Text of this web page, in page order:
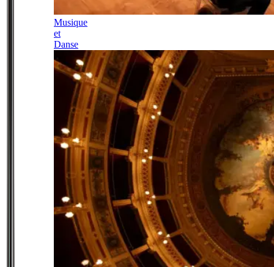
Musique
et
Danse